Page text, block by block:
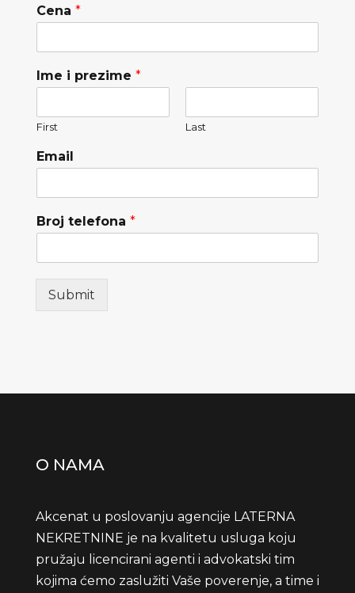
Cena *
Ime i prezime *
First Last
Email
Broj telefona *
Submit
O NAMA
Akcenat u poslovanju agencije LATERNA
NEKRETNINE je na kvalitetu usluga koju
pružaju licencirani agenti i advokatski tim
kojima ćemo zaslužiti Vaše poverenje, a time i